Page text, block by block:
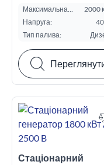
Максимальна
потужність ESP,
кВА:
2000
Напруга:
Тип палива:
Стаціонарний